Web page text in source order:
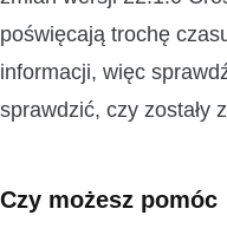
poświęcają trochę
informacji, więc
sprawdzić, czy zostały
Czy możesz pomóc